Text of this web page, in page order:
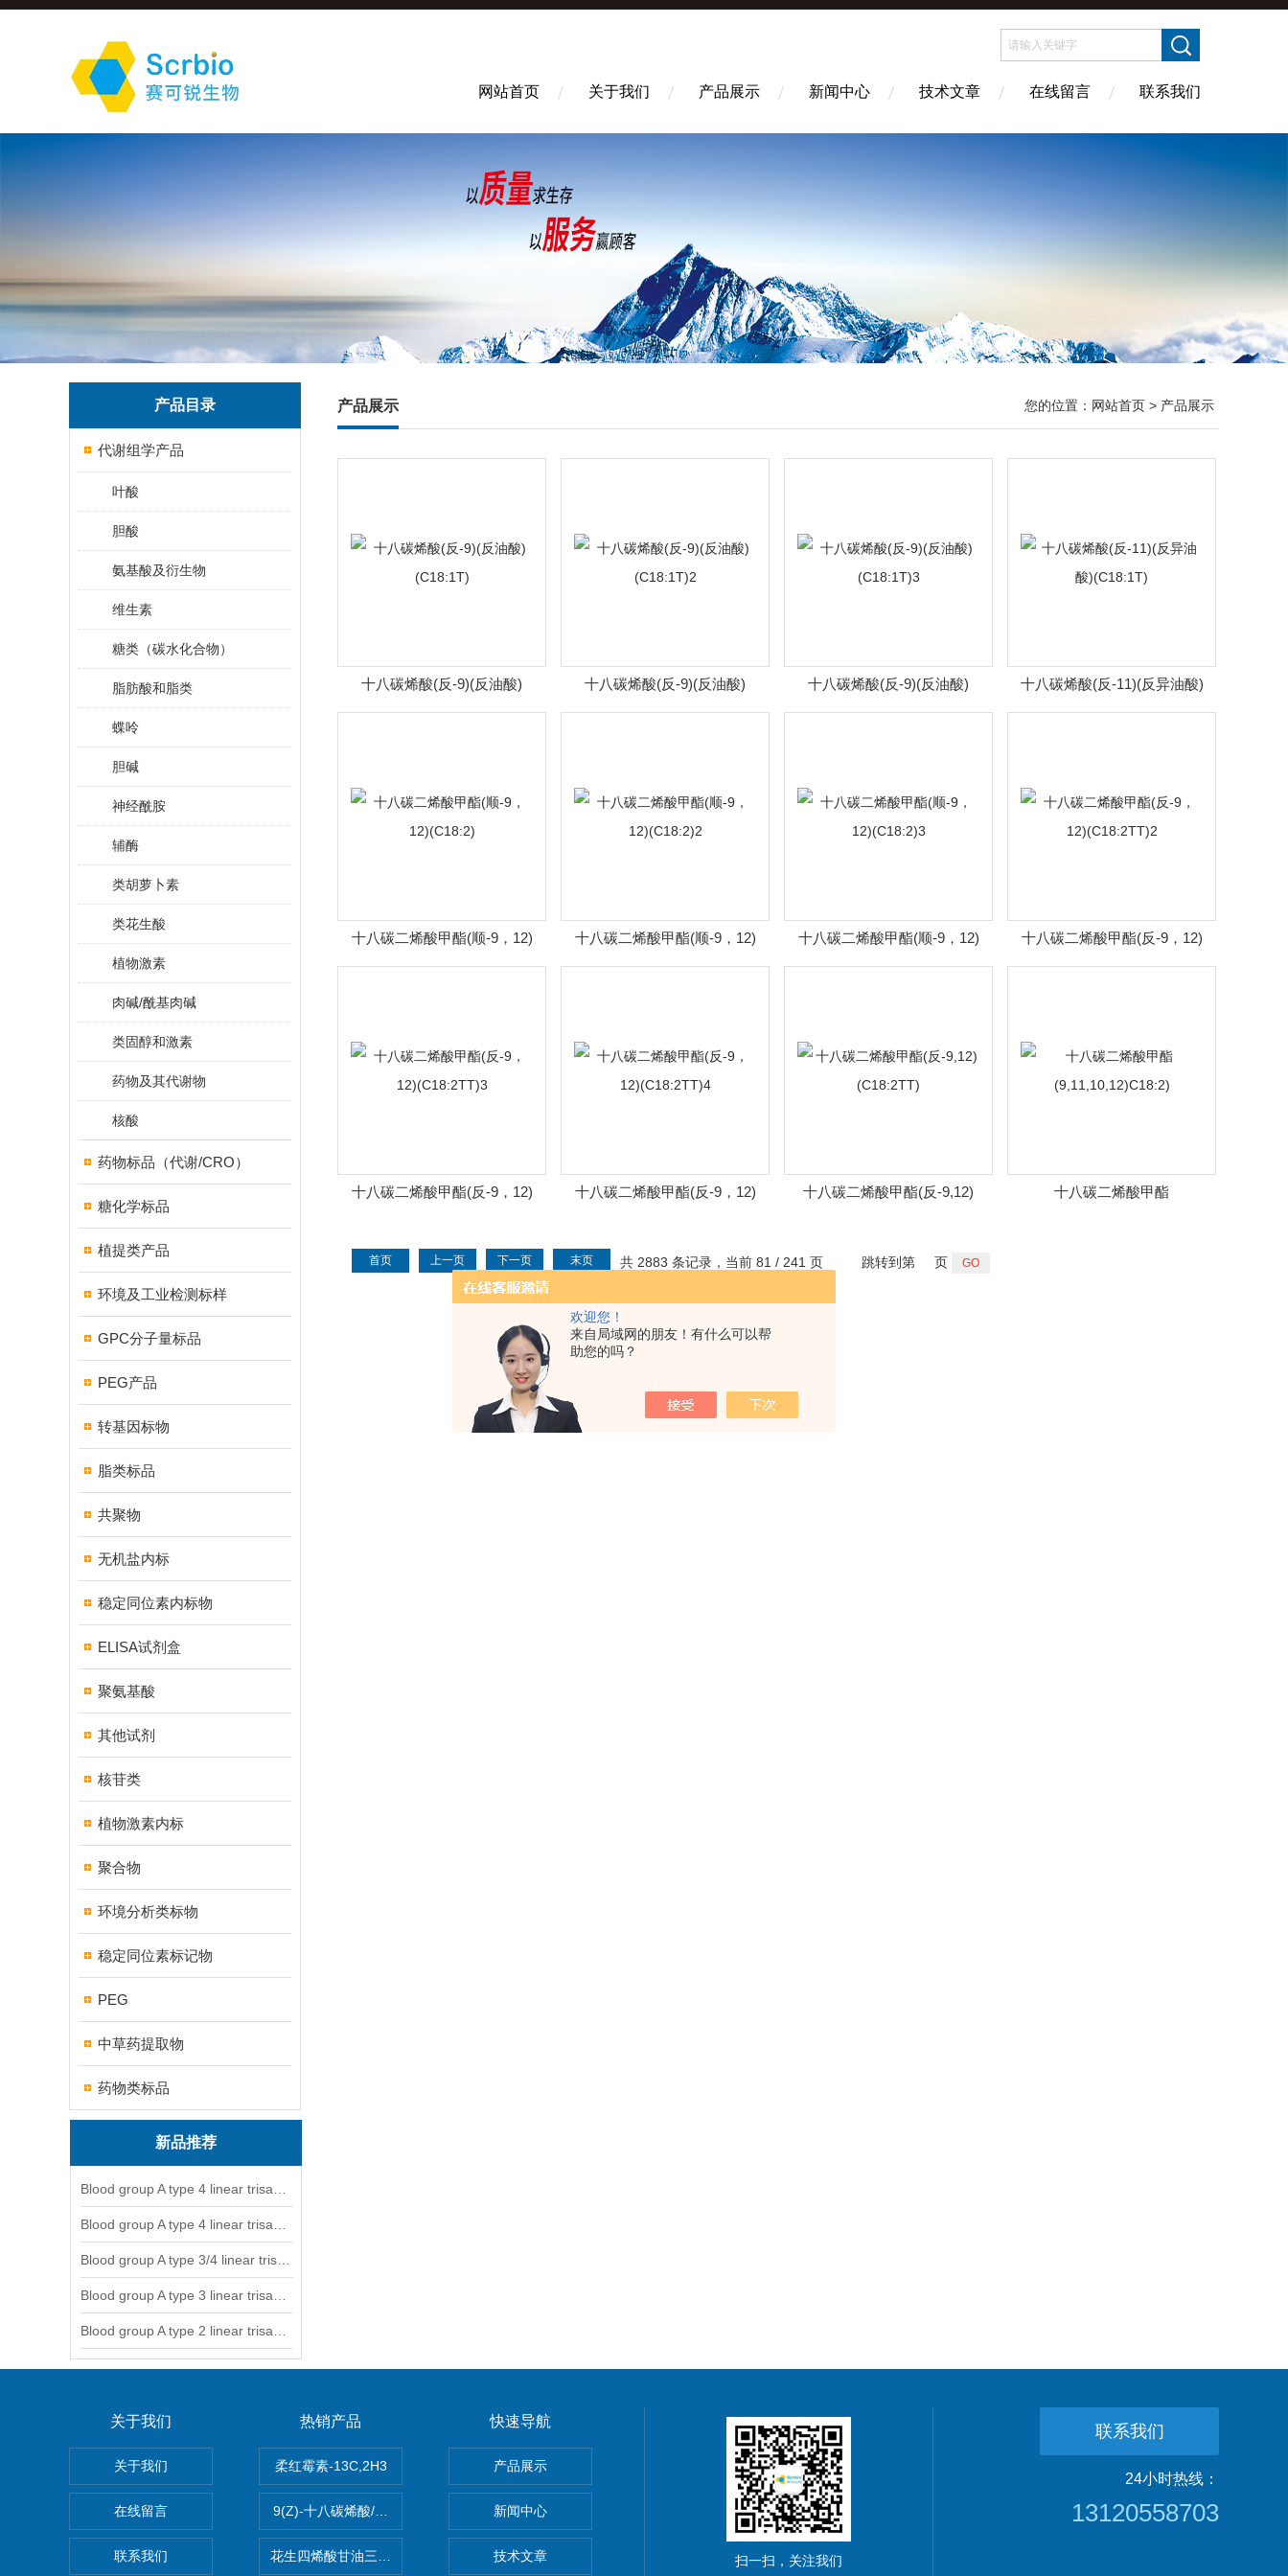
欢迎您！
来自局域网的朋友！有什么可以帮
助您的吗？
网站首页 关于我们 产品展示 新闻中心 技术文章 在线留言 联系我们
产品目录
代谢组学产品
叶酸
胆酸
氨基酸及衍生物
维生素
糖类（碳水化合物）
脂肪酸和脂类
蝶呤
胆碱
神经酰胺
辅酶
类胡萝卜素
类花生酸
植物激素
肉碱/酰基肉碱
类固醇和激素
药物及其代谢物
核酸
药物标品（代谢/CRO）
糖化学标品
植提类产品
环境及工业检测标样
GPC分子量标品
PEG产品
转基因标物
脂类标品
共聚物
无机盐内标
稳定同位素内标物
ELISA试剂盒
聚氨基酸
其他试剂
核苷类
植物激素内标
聚合物
环境分析类标物
稳定同位素标记物
PEG
中草药提取物
药物类标品
新品推荐
产品展示 您的位置： 网站首页 > 产品展示
十八碳烯酸(反-9)(反油酸)
(C18:1T)
十八碳烯酸(反-9)(反油酸)
(C18:1T)2
十八碳烯酸(反-9)(反油酸)
(C18:1T)3
十八碳烯酸(反-11)(反异油酸)
(C18:1T)
十八碳二烯酸甲酯(顺-9，12)
(C18:2)
十八碳二烯酸甲酯(顺-9，12)
(C18:2)2
十八碳二烯酸甲酯(顺-9，12)
(C18:2)3
十八碳二烯酸甲酯(反-9，12)
(C18:2TT)2
十八碳二烯酸甲酯(反-9，12)
十八碳二烯酸甲酯(反-9，12)
十八碳二烯酸甲酯(反-9,12)
十八碳二烯酸甲酯
共 2883 条记录，当前 81 / 241 页
首页 上一页 下一页 末页 跳转到第 页
关于我们
关于我们
在线留言
联系我们
热销产品
柔红霉素-13C,2H3
9(Z)-十八碳烯酸/油酸
花生四烯酸甘油三酯(顺式-5,8,11,14)
快速导航
产品展示
新闻中心
技术文章 扫一扫，关注我们
联系我们
24小时热线：
13120558703